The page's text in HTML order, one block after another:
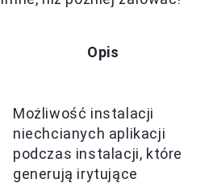
Opis
Możliwość instalacji
niechcianych aplikacji
podczas instalacji, które
generują irytujące